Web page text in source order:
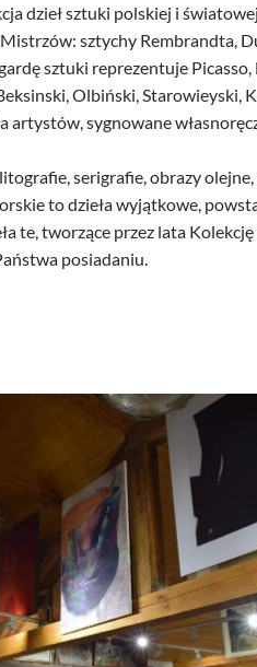
dzieł sztuki polskiej i
sztychy Rembrandta,
sztuki reprezentuje Picasso,
Olbiński, Starowieyski,
artystów, sygnowane
serigrafie, obrazy olejne,
to dzieła wyjątkowe,
te, tworzące przez lata
posiadaniu.